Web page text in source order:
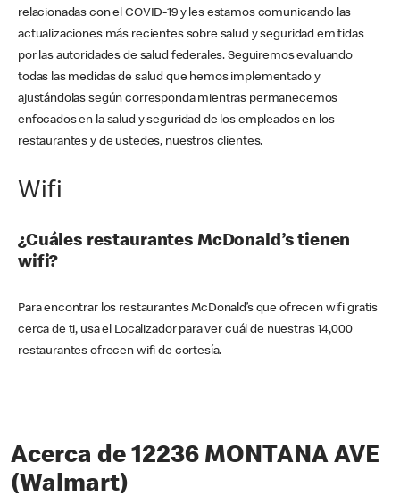
relacionadas con el COVID-19 y les estamos comunicando las
actualizaciones más recientes sobre salud y seguridad emitidas
por las autoridades de salud federales. Seguiremos evaluando
todas las medidas de salud que hemos implementado y
ajustándolas según corresponda mientras permanecemos
enfocados en la salud y seguridad de los empleados en los
restaurantes y de ustedes, nuestros clientes.
Wifi
¿Cuáles restaurantes McDonald’s tienen
wifi?
Para encontrar los restaurantes McDonald’s que ofrecen wifi gratis
cerca de ti, usa el Localizador para ver cuál de nuestras 14,000
restaurantes ofrecen wifi de cortesía.
Acerca de 12236 MONTANA AVE
(Walmart)